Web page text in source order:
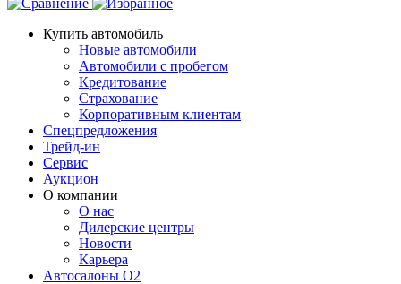
Купить автомобиль
Новые автомобили
Автомобили с пробегом
Кредитование
Страхование
Корпоративным клиентам
Спецпредложения
Трейд-ин
Сервис
Аукцион
О компании
О нас
Дилерские центры
Новости
Карьера
Автосалоны O2